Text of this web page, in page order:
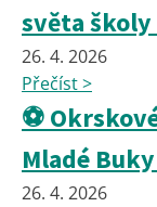
světa školy
26. 4. 2026
Přečíst >
⚽
Mladé
26. 4. 2026